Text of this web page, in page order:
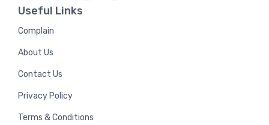
Useful Links
Complain
About Us
Contact Us
Privacy Policy
Terms & Conditions